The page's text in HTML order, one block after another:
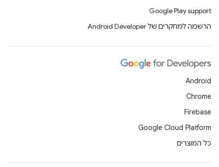
Google Play support
הרשמה למחקרים של Android Developer
Android
Chrome
Firebase
Google Cloud Platform
כל המוצרים